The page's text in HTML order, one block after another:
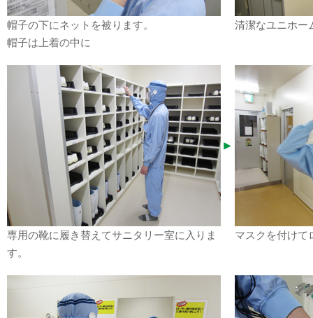
帽子の下にネットを被ります。
帽子は上着の中に
清潔なユニホー
専用の靴に履き替えてサニタリー室に入りま
す。
マスクを付けて